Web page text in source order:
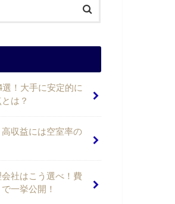
！大手に安定的に
は？
収益には空室率の
社はこう選べ！費
一挙公開！